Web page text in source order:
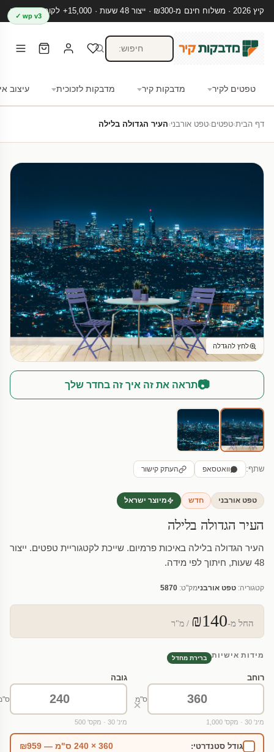
קיץ 2026 · משלוח חינם מ-₪300 · ייצור 48 שעות · 15,000+ לקוחות מרוצים
טפטים לקיר מדבקות קיר מדבקות לזכוכית עיצוב
wp v3 ✓
דף הבית›טפטים›טפט אורבני›העיר הגדולה בלילה
לחץ להגדלה
📷תראה את זה איך זה בחדר שלך
שתף: וואטסאפ העתק קישור
טפט אורבני חדש מיוצר ישראל
העיר הגדולה בלילה
העיר הגדולה בלילה באיכות פרמיום. שייכת לקטגוריית טפטים. ייצור
48 שעות, חיתוך לפי מידה.
קטגוריה: טפט אורבנימק"ט: 5870
החל מ-₪140 / מ"ר
מידות אישיות ברירת מחדל
רוחב
ס"מ
מינ' 30 · מקס' 1,000
×
גובה
מינ' 30 · מקס' 500
גודל סטנדרטי: 360 × 240 ס"מ — ₪959